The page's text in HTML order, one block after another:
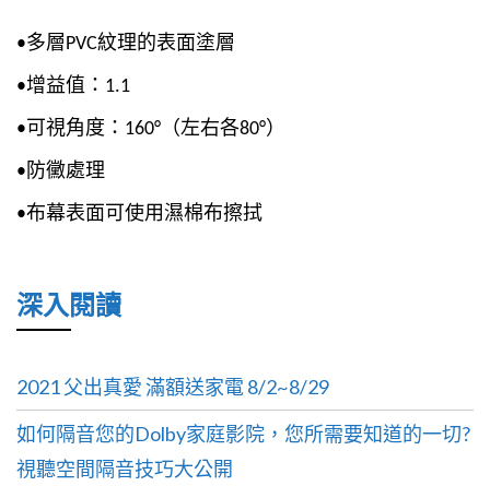
•多層PVC紋理的表面塗層
•增益值：1.1
•可視角度：160°（左右各80°）
•防黴處理
•布幕表面可使用濕棉布擦拭
深入閱讀
2021 父出真愛 滿額送家電 8/2~8/29
如何隔音您的Dolby家庭影院，您所需要知道的一切?
視聽空間隔音技巧大公開